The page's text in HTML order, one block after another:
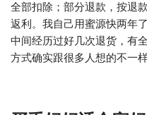
全部扣除；部分退款，按退
返利。我自己用蜜源快两年
中间经历过好几次退货，有
方式确实跟很多人想的不一